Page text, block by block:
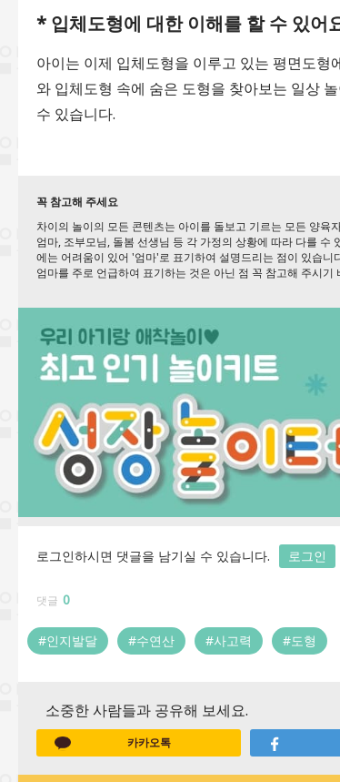
* 입체도형에 대한 이해를 할 수 있어
아이는 이제 입체도형을 이루고 있는 평면도형
와 입체도형 속에 숨은 도형을 찾아보는 일상
수 있습니다.
꼭 참고해 주세요
차이의 놀이의 모든 콘텐츠는 아이를 돌보고 기르는 모든 양
엄마, 조부모님, 돌봄 선생님 등 각 가정의 상황에 따라 다를
에는 어려움이 있어 '엄마'로 표기하여 설명드리는 점이 있습
엄마를 주로 언급하여 표기하는 것은 아닌 점 꼭 참고해 주시기
로그인하시면 댓글을 남기실 수 있습니다. 로그인
댓글 0
#인지발달 #수연산 #사고력 #도형
소중한 사람들과 공유해 보세요.
카카오톡